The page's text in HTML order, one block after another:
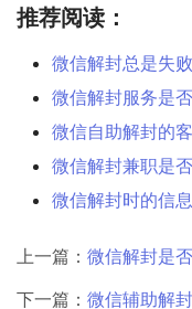
推荐阅读：
微信解封总是失
微信解封服务是
微信自助解封的
微信解封兼职是
微信解封时的信
上一篇： 微信解封是
下一篇： 微信辅助解封过程中